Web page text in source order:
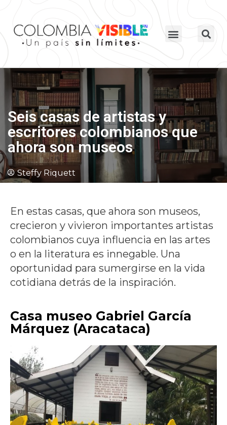
Seis casas de artistas y
escritores colombianos que
ahora son museos
Steffy Riquett
En estas casas, que ahora son museos,
crecieron y vivieron importantes artistas
colombianos cuya influencia en las artes
o en la literatura es innegable. Una
oportunidad para sumergirse en la vida
cotidiana detrás de la inspiración.
Casa museo Gabriel García
Márquez (Aracataca)